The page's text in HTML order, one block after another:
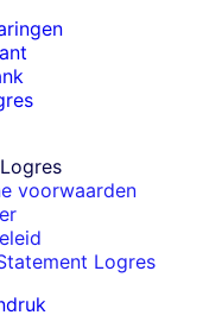
voorwaarden
Logres